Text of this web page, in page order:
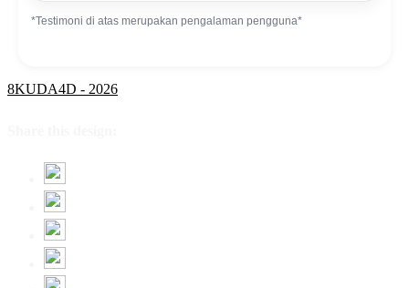
*Testimoni di atas merupakan pengalaman pengguna*
8KUDA4D - 2026